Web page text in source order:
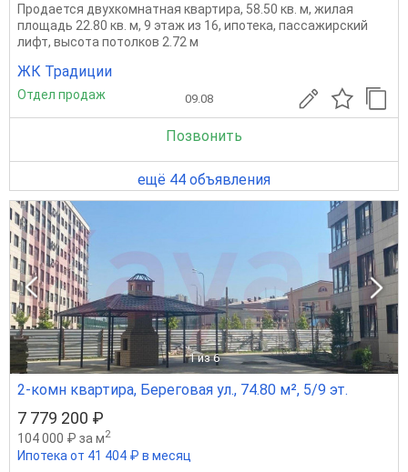
Продается двухкомнатная квартира, 58.50 кв. м, жилая
площадь 22.80 кв. м, 9 этаж из 16, ипотека, пассажирский
лифт, высота потолков 2.72 м
ЖК Традиции
Отдел продаж 09.08
Позвонить
ещё 44 объявления
1 из 6
2-комн квартира, Береговая ул., 74.80 м², 5/9 эт.
7 779 200 ₽
104 000 ₽ за м2
Ипотека от 41 404 ₽ в месяц